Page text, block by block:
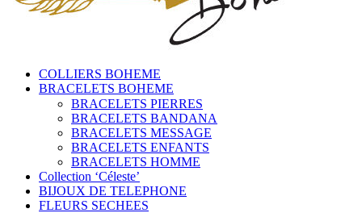
COLLIERS BOHEME
BRACELETS BOHEME
BRACELETS PIERRES
BRACELETS BANDANA
BRACELETS MESSAGE
BRACELETS ENFANTS
BRACELETS HOMME
Collection ‘Céleste’
BIJOUX DE TELEPHONE
FLEURS SECHEES